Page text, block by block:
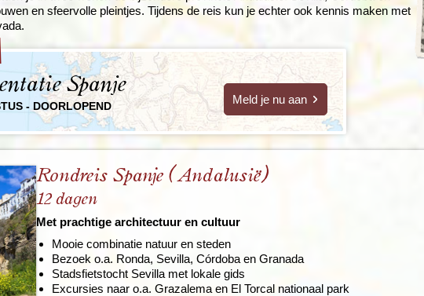
en sfeervolle pleintjes. Tijdens de reis kun je echter ook kennis maken met
Spanje
- DOORLOPEND Meld je nu aan
Rondreis Spanje (Andalusië)
12 dagen
Met prachtige architectuur en cultuur
Mooie combinatie natuur en steden
Bezoek o.a. Ronda, Sevilla, Córdoba en Granada
Stadsfietstocht Sevilla met lokale gids
Excursies naar o.a. Grazalema en El Torcal nationaal park